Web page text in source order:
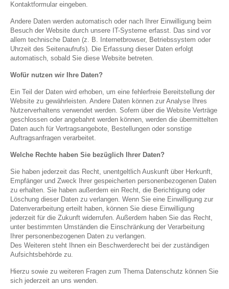
Kontaktformular eingeben.
Andere Daten werden automatisch oder nach Ihrer Einwilligung beim
Besuch der Website durch unsere IT-Systeme erfasst. Das sind vor
allem technische Daten (z. B. Internetbrowser, Betriebssystem oder
Uhrzeit des Seitenaufrufs). Die Erfassung dieser Daten erfolgt
automatisch, sobald Sie diese Website betreten.
Wofür nutzen wir Ihre Daten?
Ein Teil der Daten wird erhoben, um eine fehlerfreie Bereitstellung der
Website zu gewährleisten. Andere Daten können zur Analyse Ihres
Nutzerverhaltens verwendet werden. Sofern über die Website Verträge
geschlossen oder angebahnt werden können, werden die übermittelten
Daten auch für Vertragsangebote, Bestellungen oder sonstige
Auftragsanfragen verarbeitet.
Welche Rechte haben Sie bezüglich Ihrer Daten?
Sie haben jederzeit das Recht, unentgeltlich Auskunft über Herkunft,
Empfänger und Zweck Ihrer gespeicherten personenbezogenen Daten
zu erhalten. Sie haben außerdem ein Recht, die Berichtigung oder
Löschung dieser Daten zu verlangen. Wenn Sie eine Einwilligung zur
Datenverarbeitung erteilt haben, können Sie diese Einwilligung
jederzeit für die Zukunft widerrufen. Außerdem haben Sie das Recht,
unter bestimmten Umständen die Einschränkung der Verarbeitung
Ihrer personenbezogenen Daten zu verlangen.
Des Weiteren steht Ihnen ein Beschwerderecht bei der zuständigen
Aufsichtsbehörde zu.
Hierzu sowie zu weiteren Fragen zum Thema Datenschutz können Sie
sich jederzeit an uns wenden.